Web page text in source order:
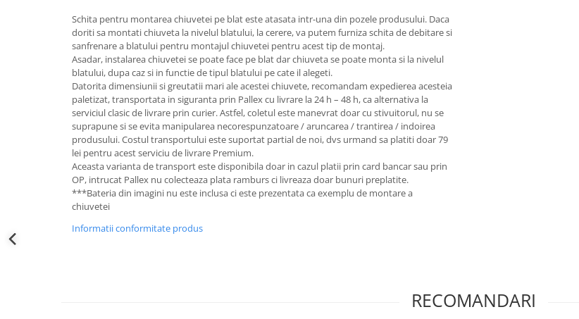
Schita pentru montarea chiuvetei pe blat este atasata intr-una din pozele produsului. Daca
doriti sa montati chiuveta la nivelul blatului, la cerere, va putem furniza schita de debitare si
sanfrenare a blatului pentru montajul chiuvetei pentru acest tip de montaj.
Asadar, instalarea chiuvetei se poate face pe blat dar chiuveta se poate monta si la nivelul
blatului, dupa caz si in functie de tipul blatului pe cate il alegeti.
Datorita dimensiunii si greutatii mari ale acestei chiuvete, recomandam expedierea acesteia
paletizat, transportata in siguranta prin Pallex cu livrare la 24 h – 48 h, ca alternativa la
serviciul clasic de livrare prin curier. Astfel, coletul este manevrat doar cu stivuitorul, nu se
suprapune si se evita manipularea necorespunzatoare / aruncarea / trantirea / indoirea
produsului. Costul transportului este suportat partial de noi, dvs urmand sa platiti doar 79
lei pentru acest serviciu de livrare Premium.
Aceasta varianta de transport este disponibila doar in cazul platii prin card bancar sau prin
OP, intrucat Pallex nu colecteaza plata ramburs ci livreaza doar bunuri preplatite.
***Bateria din imagini nu este inclusa ci este prezentata ca exemplu de montare a
chiuvetei
Informatii conformitate produs
RECOMANDARI